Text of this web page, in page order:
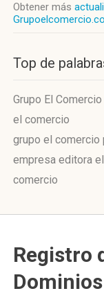
Obtener más
Top de
Grupo El Comercio
el comercio
grupo el comercio
empresa editora
comercio
Registro
Dominios